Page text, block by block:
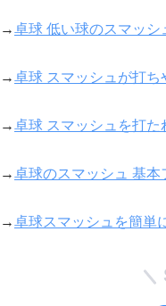
→卓球 低い球のスマッシ
→卓球 スマッシュが打ち
→卓球 スマッシュを打た
→卓球のスマッシュ 基本
→卓球スマッシュを簡単